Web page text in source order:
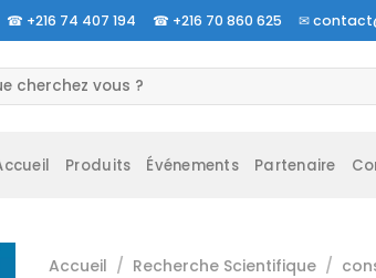
☎ +216 74 407 194 ☎ +216 70 860 625 ✉
Produits Événements Partenaire
Accueil / Recherche Scientifique /